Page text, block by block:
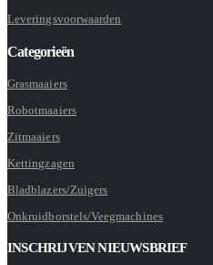
Leveringsvoorwaarden
Categorieën
Grasmaaiers
Robotmaaiers
Zitmaaiers
Kettingzagen
Bladblazers/Zuigers
Onkruidborstels/Veegmachines
INSCHRIJVEN NIEUWSBRIEF